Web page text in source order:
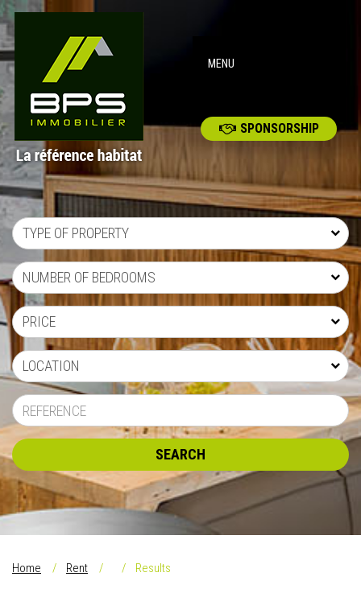
MENU
SPONSORSHIP
TYPE OF PROPERTY
NUMBER OF BEDROOMS
PRICE
LOCATION
SEARCH
Home Rent Results